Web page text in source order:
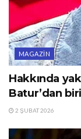
MAGAZIN
Hakkında
Batur’dan
2 ŞUBAT 2026